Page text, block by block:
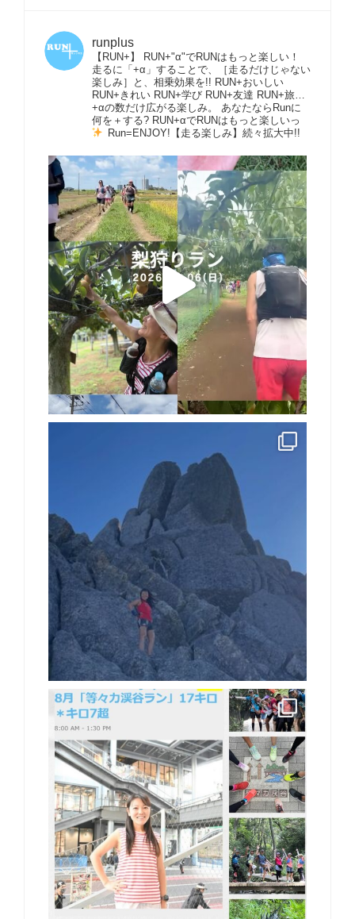
runplus
【RUN+】 RUN+"α"でRUNはもっと楽しい！
走るに「+α」することで、［走るだけじゃない
楽しみ］と、相乗効果を!! RUN+おいしい
RUN+きれい RUN+学び RUN+友達 RUN+旅…
+αの数だけ広がる楽しみ。 あなたならRunに
何を＋する? RUN+αでRUNはもっと楽しいっ
Run=ENJOY!【走る楽しみ】続々拡大中!!